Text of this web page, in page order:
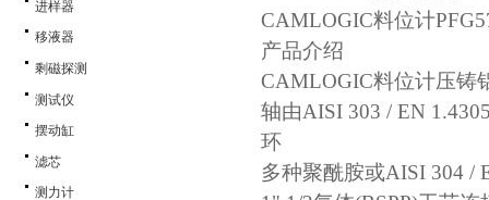
进样器
移液器
剩磁探测
测试仪
摆动缸
滤芯
测力计
CAMLOGIC料位计
产品介绍
CAMLOGIC料位计压铸
轴由AISI 303 / EN
环
多种聚酰胺或AISI 304 /